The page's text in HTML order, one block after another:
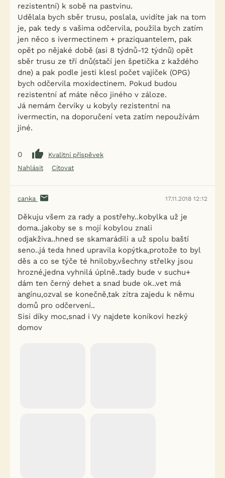
rezistentní) k sobě na pastvinu.
Udělala bych sběr trusu, poslala, uvidíte jak na tom
je, pak tedy s vašima odčervila, použila bych zatím
jen něco s ivermectinem + praziquantelem, pak
opět po nějaké době (asi 8 týdnů-12 týdnů) opět
sběr trusu ze tří dnů(stačí jen špetička z každého
dne) a pak podle jesti klesl počet vajíček (OPG)
bych odčervila moxidectinem. Pokud budou
rezistentní ať máte něco jiného v záloze.
Já nemám červíky u kobyly rezistentní na
ivermectin, na doporučení veta zatím nepoužívám
jiné.
0
Kvalitní příspěvek
Nahlásit
Citovat
canka 17.11.2018 12:12
Děkuju všem za rady a postřehy..kobylka už je
doma..jakoby se s mojí kobylou znali
odjakživa..hned se skamarádili a už spolu baští
seno..já teda hned upravila kopýtka,protože to byl
děs a co se týče té hniloby,všechny střelky jsou
hrozné,jedna vyhnilá úplně..tady bude v suchu+
dám ten černý dehet a snad bude ok..vet má
angínu,ozval se konečně,tak zítra zajedu k němu
domů pro odčervení..
Sisi díky moc,snad i Vy najdete koníkovi hezký
domov